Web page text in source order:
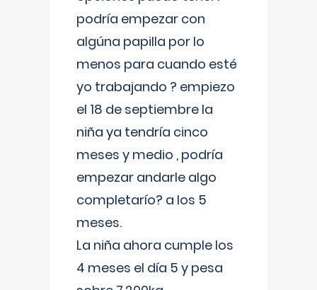
podría empezar con
algúna papilla por lo
menos para cuando esté
yo trabajando ? empiezo
el 18 de septiembre la
niña ya tendría cinco
meses y medio , podría
empezar andarle algo
completarío? a los 5
meses.
La niña ahora cumple los
4 meses el día 5 y pesa